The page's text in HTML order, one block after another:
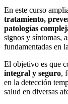
En este curso
tratamiento,
patologías
signos y síntomas,
fundamentadas en
El objetivo es que
integral y seguro,
en la detección
salud en diversas